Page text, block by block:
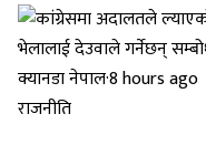
क्यानडा नेपाल·8 hours ago
राजनीति